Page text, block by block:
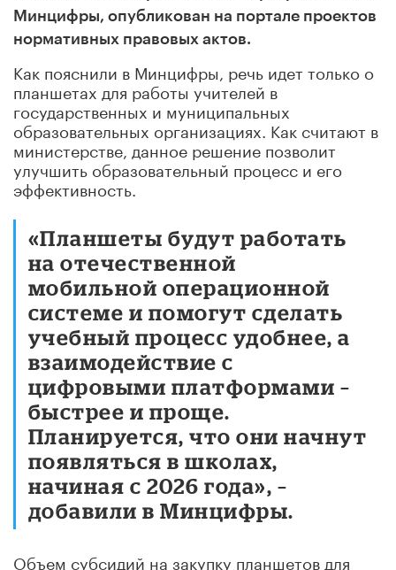
Минцифры, опубликован на портале проектов
нормативных правовых актов.
Как пояснили в Минцифры, речь идет только о
планшетах для работы учителей в
государственных и муниципальных
образовательных организациях. Как считают в
министерстве, данное решение позволит
улучшить образовательный процесс и его
эффективность.
«Планшеты будут работать
на отечественной
мобильной операционной
системе и помогут сделать
учебный процесс удобнее, а
взаимодействие с
цифровыми платформами –
быстрее и проще.
Планируется, что они начнут
появляться в школах,
начиная с 2026 года», –
добавили в Минцифры.
Объем субсидий на закупку планшетов для